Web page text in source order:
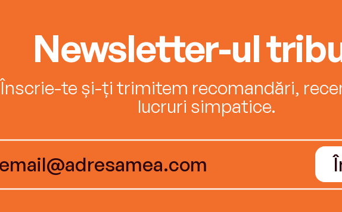
Newsletter-ul
Înscrie-te și-ți trimitem recomandări,
lucruri simpatice.